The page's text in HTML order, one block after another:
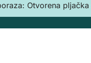
Otvorena pljačka